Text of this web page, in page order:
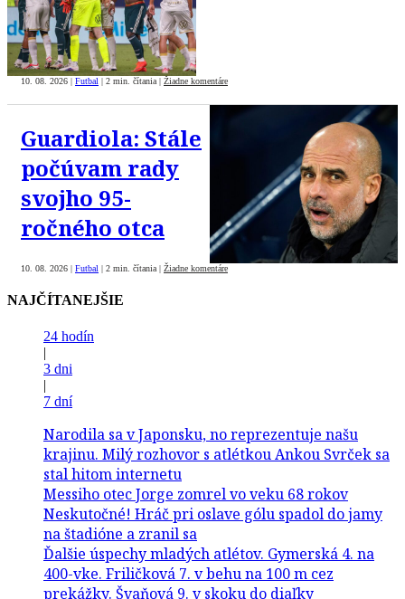
10. 08. 2026 | Futbal | 2 min. čítania | Žiadne komentáre
Guardiola: Stále
počúvam rady
svojho 95-
ročného otca
10. 08. 2026 | Futbal | 2 min. čítania | Žiadne komentáre
NAJČÍTANEJŠIE
24 hodín
|
3 dni
|
7 dní